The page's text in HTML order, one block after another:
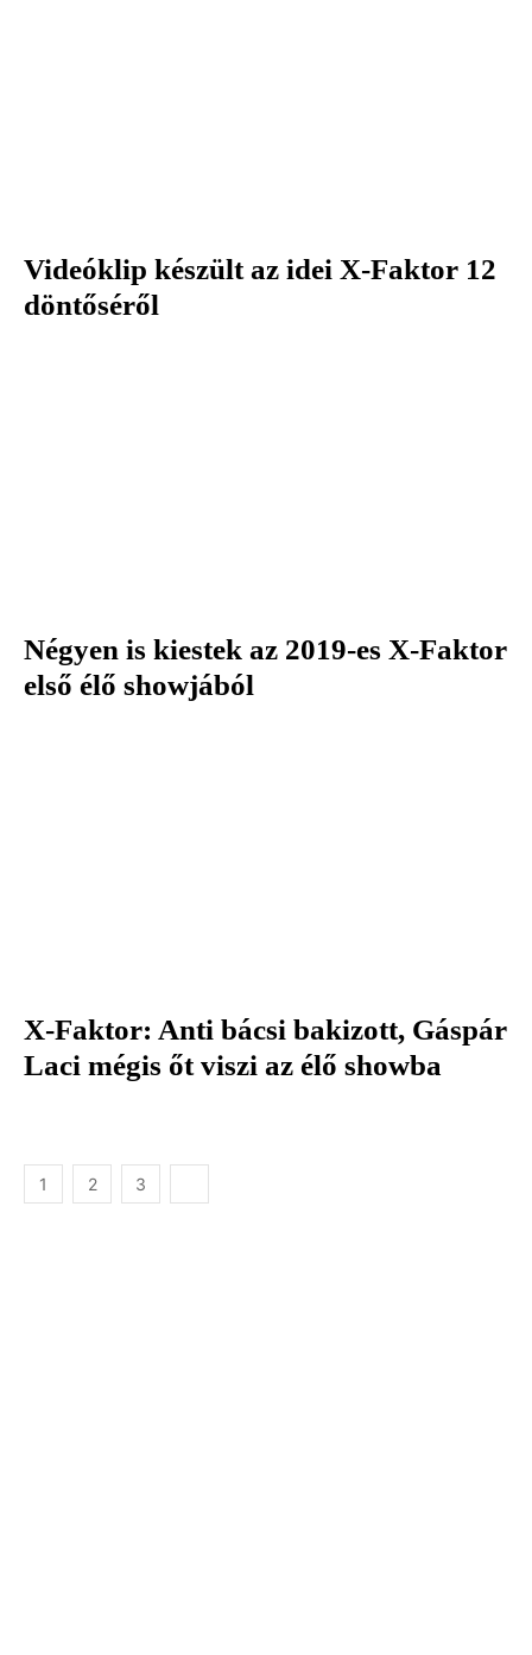
Videóklip készült az idei X-Faktor 12
döntőséről
Négyen is kiestek az 2019-es X-Faktor
első élő showjából
X-Faktor: Anti bácsi bakizott, Gáspár
Laci mégis őt viszi az élő showba
1 2 3